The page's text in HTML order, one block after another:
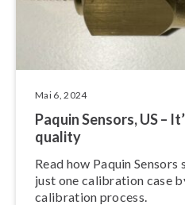
Mai 6, 2024
Paquin Sensors, US –
quality
Read how Paquin Sensors
just one calibration case
calibration process.